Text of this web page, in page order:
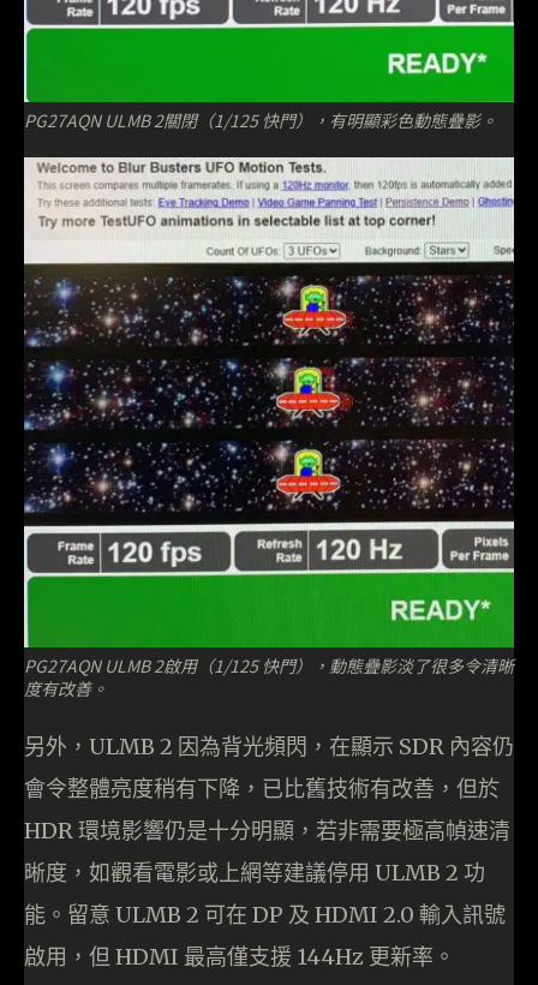
PG27AQN ULMB 2關閉（1/125 快門），有明顯彩色動態疊影。
PG27AQN ULMB 2啟用（1/125 快門），動態疊影淡了很多令清晰
度有改善。
另外，ULMB 2 因為背光頻閃，在顯示 SDR 內容仍
會令整體亮度稍有下降，已比舊技術有改善，但於
HDR 環境影響仍是十分明顯，若非需要極高幀速清
晰度，如觀看電影或上網等建議停用 ULMB 2 功
能。留意 ULMB 2 可在 DP 及 HDMI 2.0 輸入訊號
啟用，但 HDMI 最高僅支援 144Hz 更新率。